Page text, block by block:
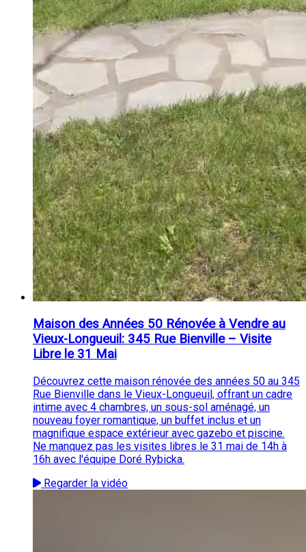
Maison des Années 50 Rénovée à Vendre au
Vieux-Longueuil: 345 Rue Bienville – Visite
Libre le 31 Mai
Découvrez cette maison rénovée des années 50 au 345
Rue Bienville dans le Vieux-Longueuil, offrant un cadre
intime avec 4 chambres, un sous-sol aménagé, un
nouveau foyer romantique, un buffet inclus et un
magnifique espace extérieur avec gazebo et piscine.
Ne manquez pas les visites libres le 31 mai de 14h à
16h avec l'équipe Doré Rybicka.
Regarder la vidéo